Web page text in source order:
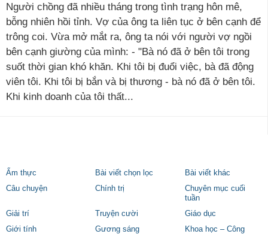
Người chồng đã nhiều tháng trong tình trạng hôn mê,
bỗng nhiên hồi tỉnh. Vợ của ông ta liên tục ở bên cạnh để
trông coi. Vừa mở mắt ra, ông ta nói với người vợ ngồi
bên cạnh giường của mình: - "Bà nó đã ở bên tôi trong
suốt thời gian khó khăn. Khi tôi bị đuổi việc, bà đã động
viên tôi. Khi tôi bị bắn và bị thương - bà nó đã ở bên tôi.
Khi kinh doanh của tôi thất...
Ẩm thực Bài viết chọn lọc
Bài viết khác
Câu chuyện
Chính trị
Chuyên mục cuối
tuần
Giải trí
Truyện cười
Giáo dục
Giới tính
Gương sáng
Khoa học – Công